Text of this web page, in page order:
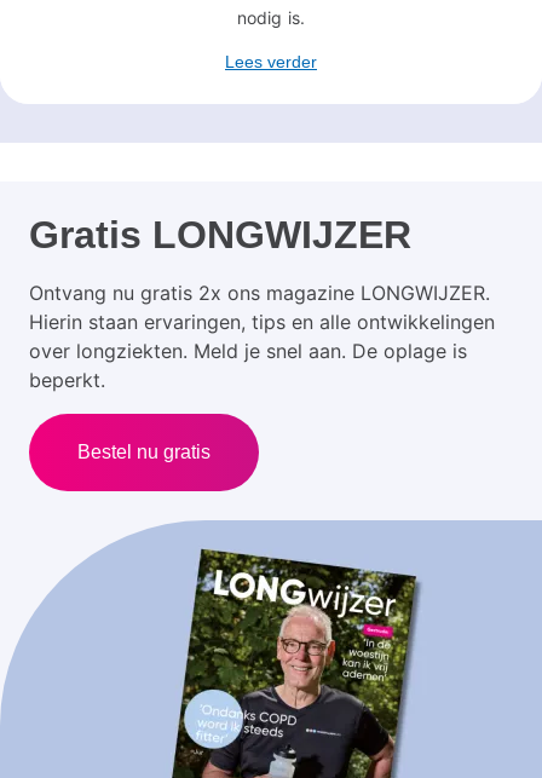
nodig is.
Lees verder
Gratis LONGWIJZER
Ontvang nu gratis 2x ons magazine LONGWIJZER.
Hierin staan ervaringen, tips en alle ontwikkelingen
over longziekten. Meld je snel aan. De oplage is
beperkt.
Bestel nu gratis